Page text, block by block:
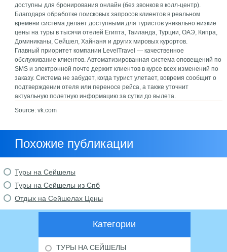
доступны для бронирования онлайн (без звонков в колл-центр).
Благодаря обработке поисковых запросов клиентов в реальном
времени система делает доступными для туристов уникально низкие
цены на туры в тысячи отелей Египта, Таиланда, Турции, ОАЭ, Кипра,
Доминиканы, Сейшел, Хайнаня и других мировых курортов.
Главный приоритет компании LevelTravel — качественное
обслуживание клиентов. Автоматизированная система оповещений по
SMS и электронной почте держит клиентов в курсе всех изменений по
заказу. Система не забудет, когда турист улетает, вовремя сообщит о
подтверждении отеля или переносе рейса, а также уточнит
актуальную полетную информацию за сутки до вылета.
Source: vk.com
Похожие публикации
Туры на Сейшелы
Туры на Сейшелы из Спб
Отдых на Сейшелах Цены
Категории
ТУРЫ НА СЕЙШЕЛЫ